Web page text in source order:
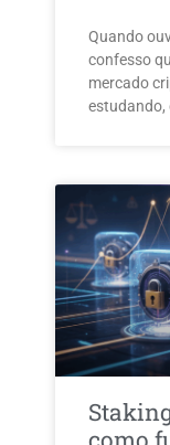
Quando
confesso
mercado
estudando,